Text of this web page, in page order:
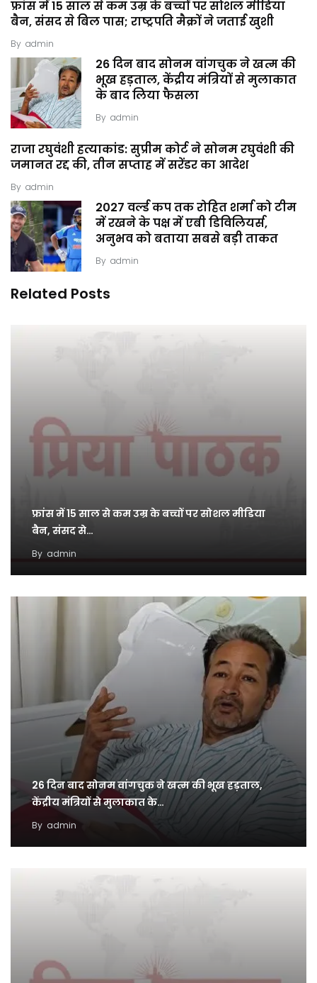
फ्रांस में 15 साल से कम उम्र के बच्चों पर सोशल मीडिया
बैन, संसद से बिल पास; राष्ट्रपति मैक्रों ने जताई खुशी
By admin
26 दिन बाद सोनम वांगचुक ने खत्म की
भूख हड़ताल, केंद्रीय मंत्रियों से मुलाकात
के बाद लिया फैसला
By admin
राजा रघुवंशी हत्याकांड: सुप्रीम कोर्ट ने सोनम रघुवंशी की
जमानत रद्द की, तीन सप्ताह में सरेंडर का आदेश
By admin
2027 वर्ल्ड कप तक रोहित शर्मा को टीम
में रखने के पक्ष में एबी डिविलियर्स,
अनुभव को बताया सबसे बड़ी ताकत
By admin
Related Posts
फ्रांस में 15 साल से कम उम्र के बच्चों पर सोशल मीडिया
बैन, संसद से…
By admin
26 दिन बाद सोनम वांगचुक ने खत्म की भूख हड़ताल,
केंद्रीय मंत्रियों से मुलाकात के…
By admin